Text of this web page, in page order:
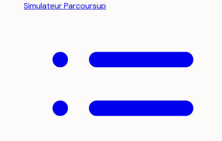
Simulateur Parcoursup